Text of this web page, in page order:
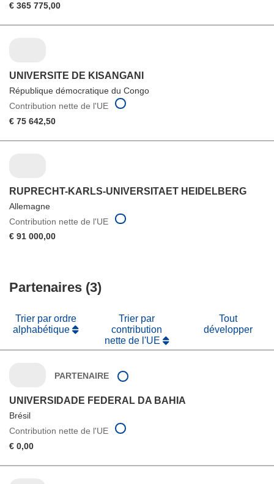
€ 365 775,00
UNIVERSITE DE KISANGANI
République démocratique du Congo
Contribution nette de l'UE
€ 75 642,50
RUPRECHT-KARLS-UNIVERSITAET HEIDELBERG
Allemagne
Contribution nette de l'UE
€ 91 000,00
Partenaires (3)
Trier par ordre
alphabétique
Trier par
contribution
nette de l'UE
Tout
développer
PARTENAIRE
UNIVERSIDADE FEDERAL DA BAHIA
Brésil
Contribution nette de l'UE
€ 0,00